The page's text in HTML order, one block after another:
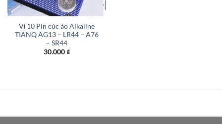
Vỉ 10 Pin cúc áo Alkaline
TIANQ AG13 – LR44 – A76
– SR44
30.000₫